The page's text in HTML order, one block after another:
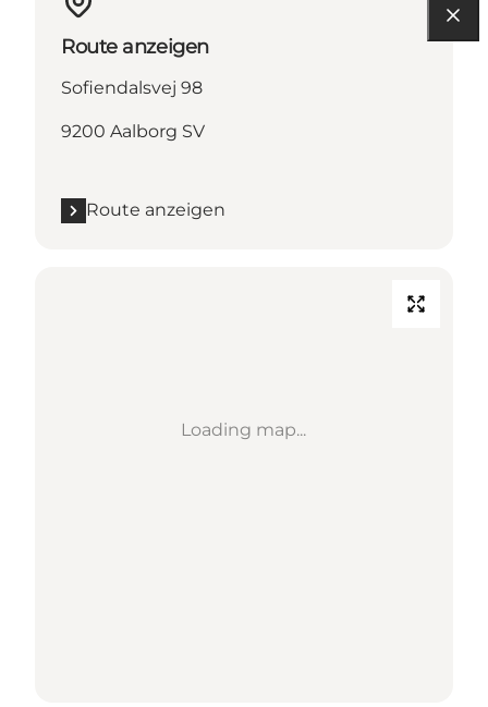
Route anzeigen
Sofiendalsvej 98
9200 Aalborg SV
Route anzeigen
Loading map...